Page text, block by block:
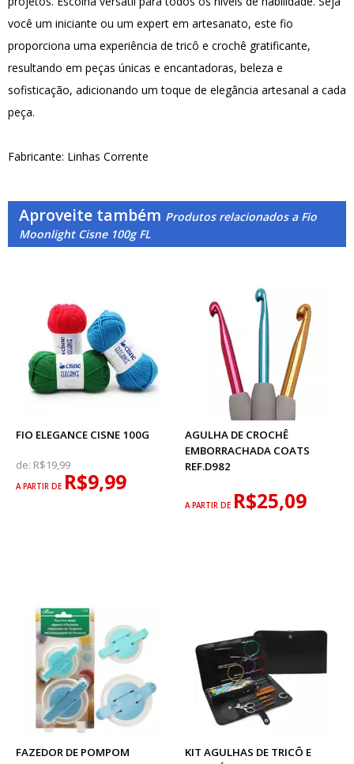
você um iniciante ou um expert em artesanato, este fio
proporciona uma experiência de tricô e crochê gratificante,
resultando em peças únicas e encantadoras, beleza e
sofisticação, adicionando um toque de elegância artesanal a cada
peça.
Fabricante: Linhas Corrente
Aproveite também Produtos relacionados a Fio
Moonlight Cisne 100g FL
FIO ELEGANCE CISNE 100G
de: R$19,99
A PARTIR DE R$9,99
AGULHA DE CROCHÊ
EMBORRACHADA COATS
REF.D982
A PARTIR DE R$25,09
FAZEDOR DE POMPOM
KIT AGULHAS DE TRICÔ E